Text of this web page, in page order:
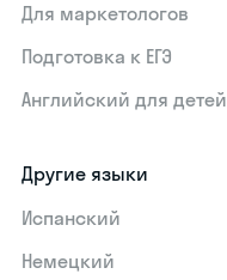
Для маркетологов
Подготовка к ЕГЭ
Английский для детей
Другие языки
Испанский
Немецкий